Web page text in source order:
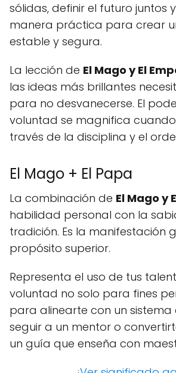
sólidas, definir el futuro juntos
manera práctica para crear
estable y segura.
La lección de El Mago y El
las ideas más brillantes
para no desvanecerse. El
voluntad se magnifica
través de la disciplina y el
El Mago + El Papa
La combinación de El Mago y
habilidad personal con la
tradición. Es la manifestación
propósito superior.
Representa el uso de tus
voluntad no solo para fines
para alinearte con un sistema
seguir a un mentor o
un guía que enseña con